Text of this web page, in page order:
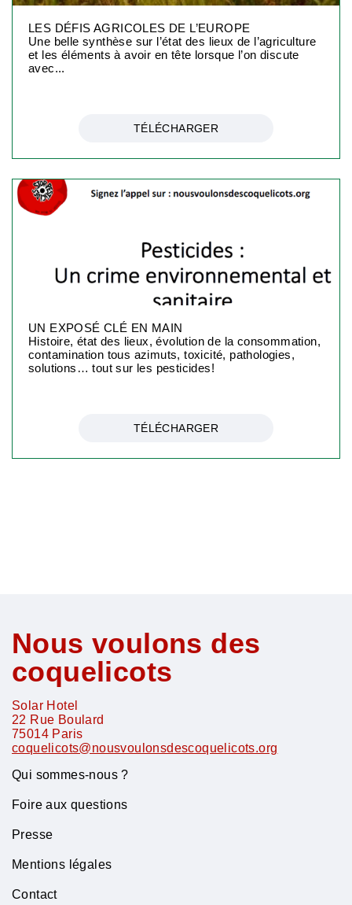
LES DÉFIS AGRICOLES DE L’EUROPE
Une belle synthèse sur l’état des lieux de l’agriculture
et les éléments à avoir en tête lorsque l’on discute
avec...
TÉLÉCHARGER
UN EXPOSÉ CLÉ EN MAIN
Histoire, état des lieux, évolution de la consommation,
contamination tous azimuts, toxicité, pathologies,
solutions… tout sur les pesticides!
TÉLÉCHARGER
Nous voulons des
coquelicots
Solar Hotel
22 Rue Boulard
75014 Paris
coquelicots@nousvoulonsdescoquelicots.org
Qui sommes-nous ?
Foire aux questions
Presse
Mentions légales
Contact